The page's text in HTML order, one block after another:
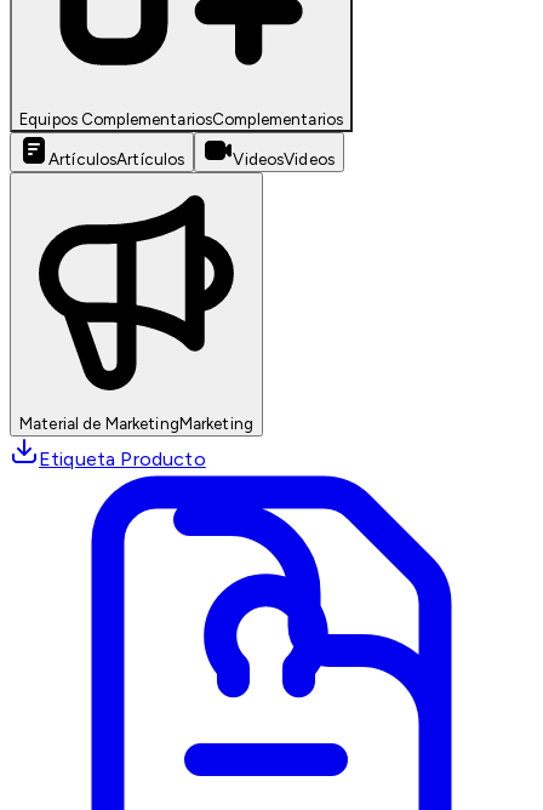
Equipos ComplementariosComplementarios
ArtículosArtículos VideosVideos
Material de MarketingMarketing
Etiqueta Producto